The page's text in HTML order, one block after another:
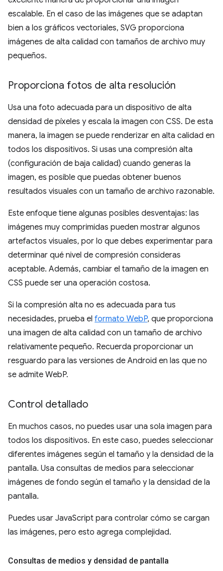
escalable. En el caso de las imágenes que se adaptan
bien a los gráficos vectoriales, SVG proporciona
imágenes de alta calidad con tamaños de archivo muy
pequeños.
Proporciona fotos de alta resolución
Usa una foto adecuada para un dispositivo de alta
densidad de píxeles y escala la imagen con CSS. De esta
manera, la imagen se puede renderizar en alta calidad en
todos los dispositivos. Si usas una compresión alta
(configuración de baja calidad) cuando generas la
imagen, es posible que puedas obtener buenos
resultados visuales con un tamaño de archivo razonable.
Este enfoque tiene algunas posibles desventajas: las
imágenes muy comprimidas pueden mostrar algunos
artefactos visuales, por lo que debes experimentar para
determinar qué nivel de compresión consideras
aceptable. Además, cambiar el tamaño de la imagen en
CSS puede ser una operación costosa.
Si la compresión alta no es adecuada para tus
necesidades, prueba el formato WebP, que proporciona
una imagen de alta calidad con un tamaño de archivo
relativamente pequeño. Recuerda proporcionar un
resguardo para las versiones de Android en las que no
se admite WebP.
Control detallado
En muchos casos, no puedes usar una sola imagen para
todos los dispositivos. En este caso, puedes seleccionar
diferentes imágenes según el tamaño y la densidad de la
pantalla. Usa consultas de medios para seleccionar
imágenes de fondo según el tamaño y la densidad de la
pantalla.
Puedes usar JavaScript para controlar cómo se cargan
las imágenes, pero esto agrega complejidad.
Consultas de medios y densidad de pantalla